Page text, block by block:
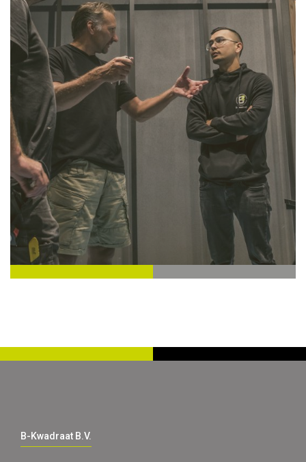
B-Kwadraat B.V.